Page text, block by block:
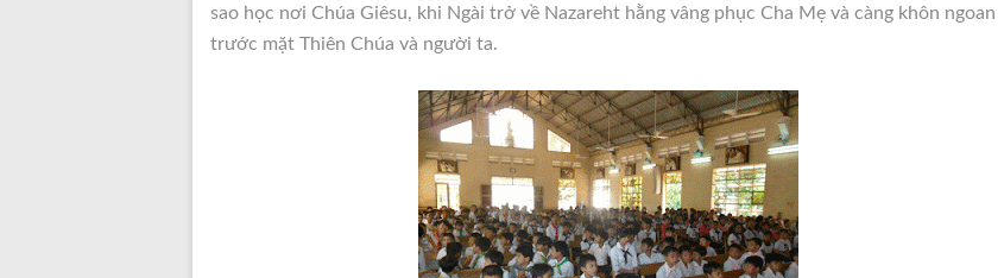
sao học nơi Chúa Giêsu, khi Ngài trở về Nazareht hằng vâng phục Cha Mẹ và càng khôn ngoan
trước mặt Thiên Chúa và người ta.